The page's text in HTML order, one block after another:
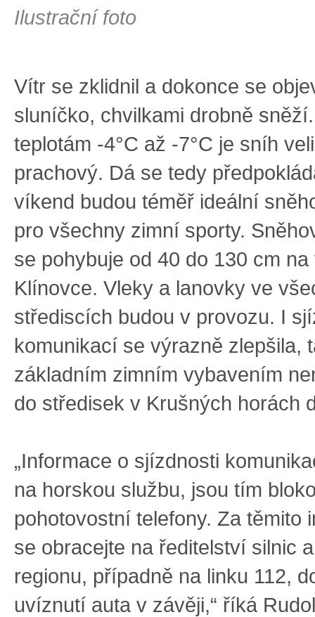
Ilustrační foto
Vítr se zklidnil a dokonce se
sluníčko, chvilkami drobně
teplotám -4°C až -7°C je sníh
prachový. Dá se tedy
víkend budou téměř ideální
pro všechny zimní sporty.
se pohybuje od 40 do 130 cm na
Klínovce. Vleky a lanovky ve
střediscích budou v provozu. I
komunikací se výrazně zlepšila,
základním zimním vybavením
do středisek v Krušných horách
„Informace o sjízdnosti
na horskou službu, jsou tím
pohotovostní telefony. Za těmito
se obracejte na ředitelství silnic
regionu, případně na linku 112,
uvíznutí auta v závěji,“ říká